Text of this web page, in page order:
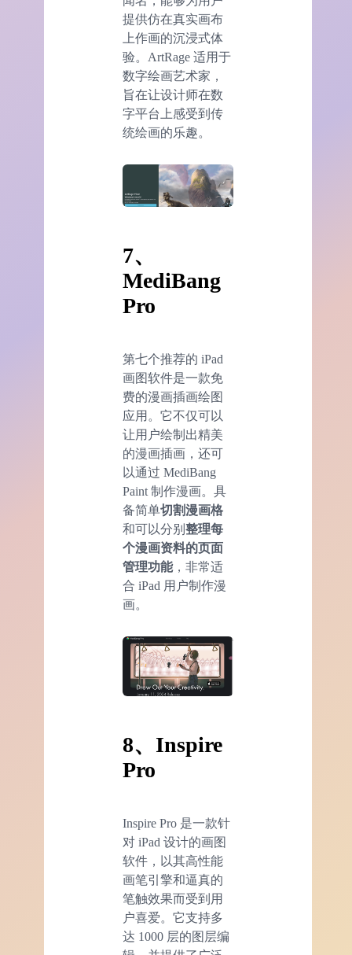
提供仿在真实画布
上作画的沉浸式体
验。ArtRage 适用于
数字绘画艺术家，
旨在让设计师在数
字平台上感受到传
统绘画的乐趣。
7、
MediBang
Pro
第七个推荐的 iPad
画图软件是一款免
费的漫画插画绘图
应用。它不仅可以
让用户绘制出精美
的漫画插画，还可
以通过 MediBang
Paint 制作漫画。具
备简单切割漫画格
和可以分别 整理每
个漫画资料的页面
管理功能，非常适
合 iPad 用户制作漫
画。
8、Inspire
Pro
Inspire Pro 是一款针
对 iPad 设计的画图
软件，以其高性能
画笔引擎和逼真的
笔触效果而受到用
户喜爱。它支持多
达 1000 层的图层编